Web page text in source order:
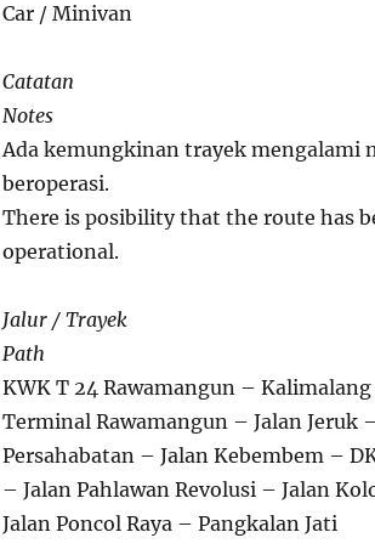
Car / Minivan
Catatan
Notes
Ada kemungkinan trayek mengalami
beroperasi.
There is posibility that the route has
operational.
Jalur / Trayek
Path
KWK T 24 Rawamangun – Kalimalang
Terminal Rawamangun – Jalan Jeruk
Persahabatan – Jalan Kebembem –
– Jalan Pahlawan Revolusi – Jalan
Jalan Poncol Raya – Pangkalan Jati